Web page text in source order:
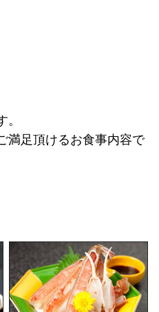
満足頂けるお食事内容で